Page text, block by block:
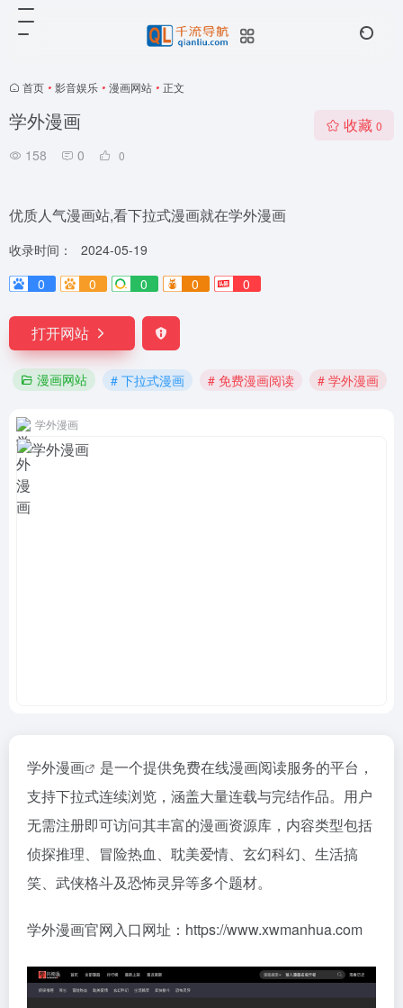
首页 • 影音娱乐 • 漫画网站 • 正文
学外漫画
158 0 0
收藏 0
优质人气漫画站,看下拉式漫画就在学外漫画
收录时间：
2024-05-19
0
0 0 0 0
打开网站
漫画网站 # 下拉式漫画 # 免费漫画阅读 # 学外漫画
学外漫画
学外漫画
是一个提供免费在线漫画阅读服务的平台，
支持下拉式连续浏览，涵盖大量连载与完结作品。用户
无需注册即可访问其丰富的漫画资源库，内容类型包括
侦探推理、冒险热血、耽美爱情、玄幻科幻、生活搞
笑、武侠格斗及恐怖灵异等多个题材。
学外漫画官网入口网址：https://www.xwmanhua.com